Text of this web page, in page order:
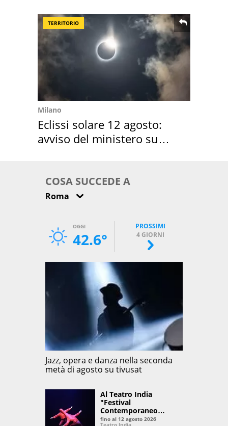
TERRITORIO
Milano
Eclissi solare 12 agosto:
avviso del ministero su